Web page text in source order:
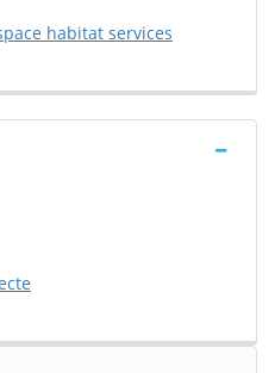
habitat services